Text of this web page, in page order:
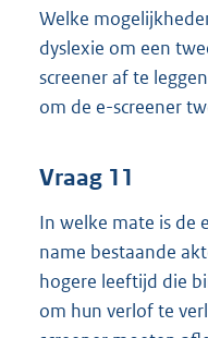
Welke
dyslexie om een
screener af te
om de e-screener
Vraag 11
In welke mate is de
name bestaande
hogere leeftijd die
om hun verlof te